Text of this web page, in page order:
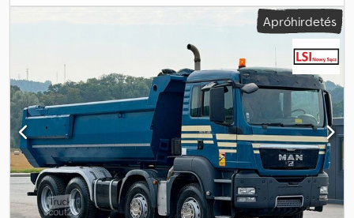
3 tengely, fékek:retarder, szín:szürke, hajtástípus:automata,
, MAN TGS 35.460
BILLENŐS TEHERAUTÓ / 8x4 Importált / BALESETMENTES JÓ
ÁLLAPOTBAN! GYÁRTÁSI ÉV: 2019 FUTÁSTELJESÍTMÉNY: 336 000
km FELSZERELTSÉG: - ABS - Központi zár - Elektromos ablakok -
Szervokormány - Indításgátló - Tachográf TEHERBÍRÁS: 20 000 kg
Dcodpfxjyxi Tde Ahbok ÖSSZTÖMEG: 32 000 kg TENGELYTÁV:
190/260/140 cm ABRONCSMÉRET: 315/80R22,5 FÜGGEESZTÉS:
LAPLEMEZES TEL.: KUBA – LENGYEL, ANGOL, NÉMET, OLASZ
SEBASTIAN – LENGYEL, NÉMET, OLASZ, ???? LASZLO – MAGYAR
COSTEL – ROMÁN (Minden export ügyintézést elintézünk,
rendszámmal együtt) RADEK – ???? Ref. szám: 3992
Apróhirdetés